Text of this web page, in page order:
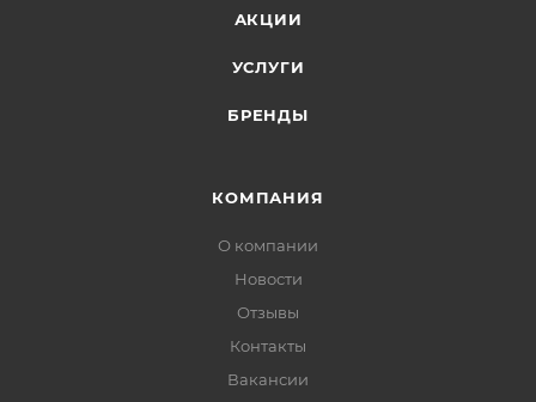
АКЦИИ
УСЛУГИ
БРЕНДЫ
КОМПАНИЯ
О компании
Новости
Отзывы
Контакты
Вакансии